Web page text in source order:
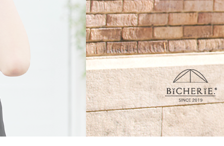
最もコンパクトになり
ず閉じて持てます。